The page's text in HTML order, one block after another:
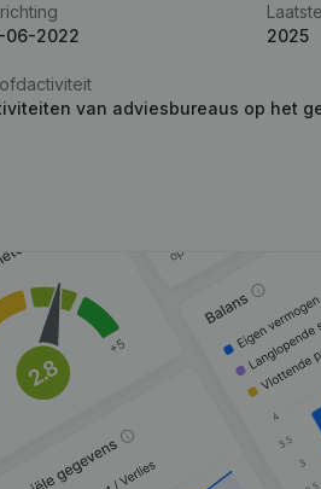
06-2022
2025
van adviesbureaus op het